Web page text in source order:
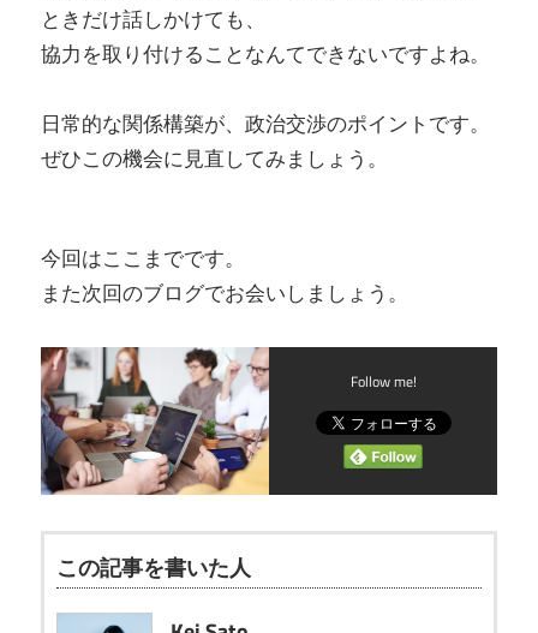
ときだけ話しかけても、
協力を取り付けることなんてできないですよね。
日常的な関係構築が、政治交渉のポイントです。
ぜひこの機会に見直してみましょう。
今回はここまでです。
また次回のブログでお会いしましょう。
Follow me!
この記事を書いた人